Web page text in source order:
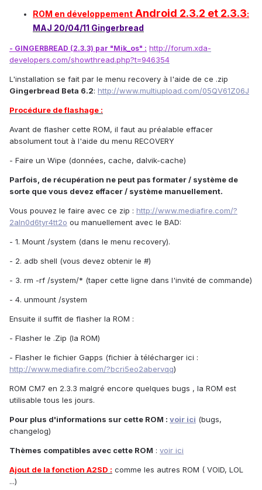
ROM en développement Android 2.3.2 et 2.3.3:
MAJ 20/04/11 Gingerbread
- GINGERBREAD (2.3.3) par "Mik_os" : http://forum.xda-
developers.com/showthread.php?t=946354
L'installation se fait par le menu recovery à l'aide de ce .zip
Gingerbread Beta 6.2: http://www.multiupload.com/05QV61Z06J
Procédure de flashage :
Avant de flasher cette ROM, il faut au préalable effacer
absolument tout à l'aide du menu RECOVERY
- Faire un Wipe (données, cache, dalvik-cache)
Parfois, de récupération ne peut pas formater / système de
sorte que vous devez effacer / système manuellement.
Vous pouvez le faire avec ce zip : http://www.mediafire.com/?
2aln0d6tyr4tt2o ou manuellement avec le BAD:
- 1. Mount /system (dans le menu recovery).
- 2. adb shell (vous devez obtenir le #)
- 3. rm -rf /system/* (taper cette ligne dans l'invité de commande)
- 4. unmount /system
Ensuite il suffit de flasher la ROM :
- Flasher le .Zip (la ROM)
- Flasher le fichier Gapps (fichier à télécharger ici :
http://www.mediafire.com/?bcri5eo2abervqq)
ROM CM7 en 2.3.3 malgré encore quelques bugs , la ROM est
utilisable tous les jours.
Pour plus d'informations sur cette ROM : voir ici (bugs,
changelog)
Thèmes compatibles avec cette ROM : voir ici
Ajout de la fonction A2SD : comme les autres ROM ( VOID, LOL
...)